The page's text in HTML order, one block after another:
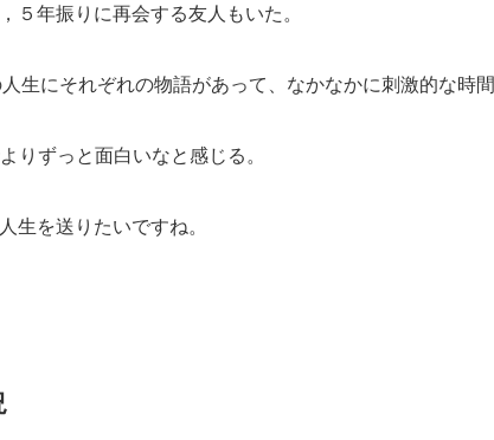
５年振りに再会する友人もいた。
生にそれぞれの物語があって、なかなかに刺激的な時間
りずっと面白いなと感じる。
生を送りたいですね。